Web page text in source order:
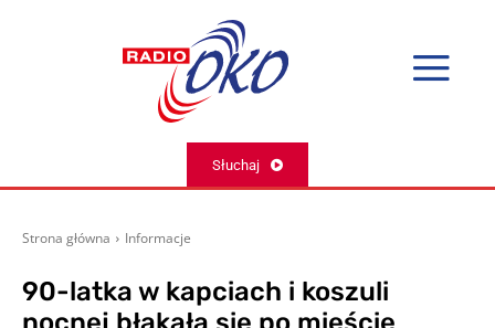
Słuchaj
Strona główna Informacje
90-latka w kapciach i koszuli